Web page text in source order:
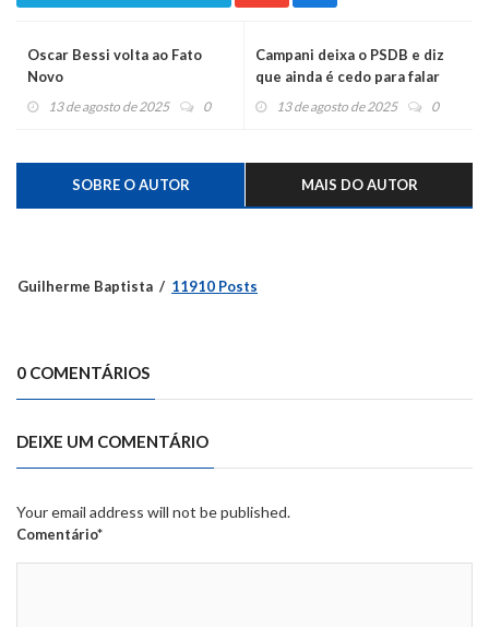
Oscar Bessi volta ao Fato
Novo
13 de agosto de 2025 0
Campani deixa o PSDB e diz
que ainda é cedo para falar
em concorrer
13 de agosto de 2025 0
SOBRE O AUTOR MAIS DO AUTOR
Guilherme Baptista 11910 Posts
0 COMENTÁRIOS
DEIXE UM COMENTÁRIO
Your email address will not be published.
Comentário*